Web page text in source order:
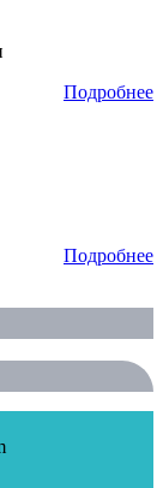
Подробнее
Подробнее